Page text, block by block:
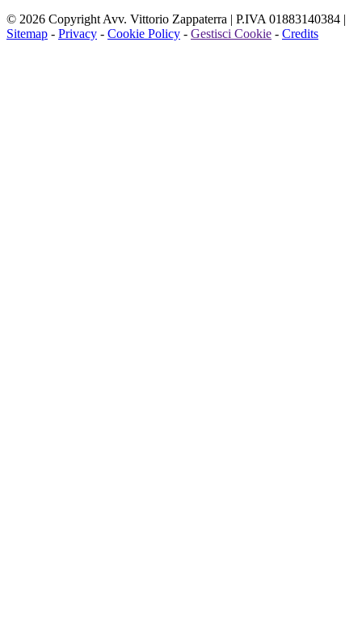
© 2026 Copyright Avv. Vittorio Zappaterra | P.IVA 01883140384 |
Sitemap - Privacy - Cookie Policy - Gestisci Cookie - Credits